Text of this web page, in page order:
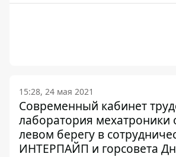
15:28, 24 мая 2021
Современный кабинет
лаборатория мехатроники
левом берегу в
ИНТЕРПАЙП и горсовета